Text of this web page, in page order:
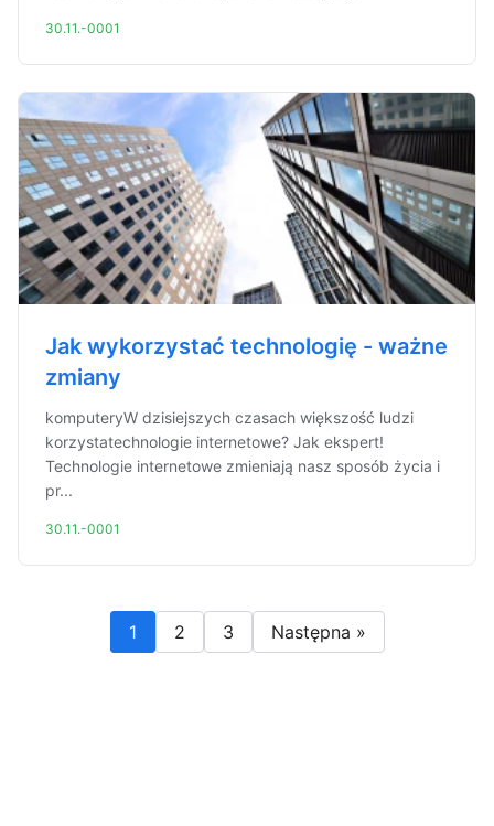
30.11.-0001
Jak wykorzystać technologię - ważne
zmiany
komputeryW dzisiejszych czasach większość ludzi
korzystatechnologie internetowe? Jak ekspert!
Technologie internetowe zmieniają nasz sposób życia i
pr...
30.11.-0001
1 2 3 Następna »